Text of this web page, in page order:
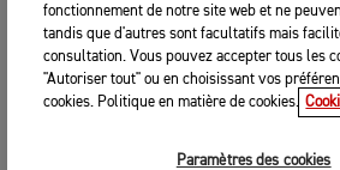
fonctionnement de notre site web et ne
tandis que d'autres sont facultatifs mais
consultation. Vous pouvez accepter tous les
"Autoriser tout" ou en choisissant vos
cookies. Politique en matière de cookies.
Paramètres des cookies